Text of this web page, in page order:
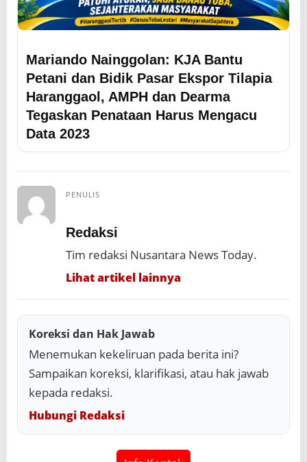
Mariando Nainggolan: KJA Bantu
Petani dan Bidik Pasar Ekspor Tilapia
Haranggaol, AMPH dan Dearma
Tegaskan Penataan Harus Mengacu
Data 2023
PENULIS
Redaksi
Tim redaksi Nusantara News Today.
Lihat artikel lainnya
Koreksi dan Hak Jawab
Menemukan kekeliruan pada berita ini?
Sampaikan koreksi, klarifikasi, atau hak jawab
kepada redaksi.
Hubungi Redaksi